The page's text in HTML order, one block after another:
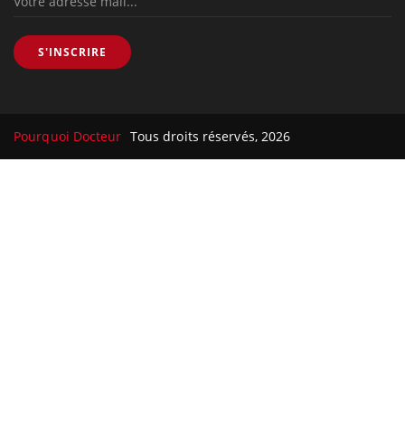
S'INSCRIRE
Pourquoi Docteur Tous droits réservés, 2026